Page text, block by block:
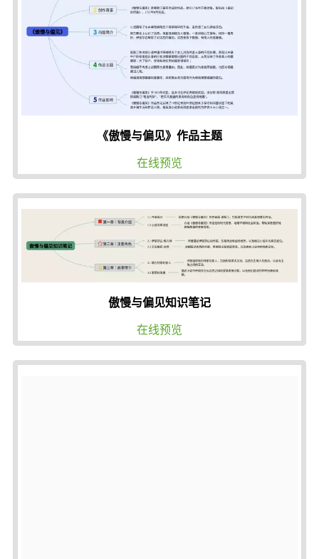
《傲慢与偏见》作品主题
在线预览
傲慢与偏见知识笔记
在线预览